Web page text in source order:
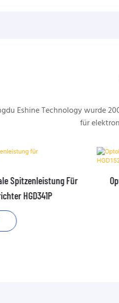
Eshine Technology wurde
für
Spitzenleistung Für
HGD341P